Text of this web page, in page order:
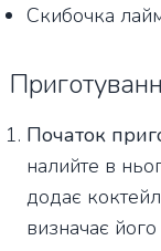
Скибочка
Початок
налийте в
додає
визначає